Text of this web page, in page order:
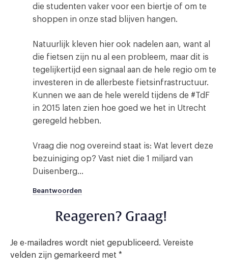
die studenten vaker voor een biertje of om te
shoppen in onze stad blijven hangen.
Natuurlijk kleven hier ook nadelen aan, want al
die fietsen zijn nu al een probleem, maar dit is
tegelijkertijd een signaal aan de hele regio om te
investeren in de allerbeste fietsinfrastructuur.
Kunnen we aan de hele wereld tijdens de #TdF
in 2015 laten zien hoe goed we het in Utrecht
geregeld hebben.
Vraag die nog overeind staat is: Wat levert deze
bezuiniging op? Vast niet die 1 miljard van
Duisenberg…
Beantwoorden
Reageren? Graag!
Je e-mailadres wordt niet gepubliceerd. Vereiste
velden zijn gemarkeerd met *